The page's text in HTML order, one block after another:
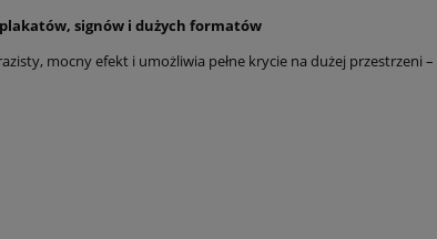
signów i dużych formatów
mocny efekt i umożliwia pełne krycie na dużej przestrzeni –